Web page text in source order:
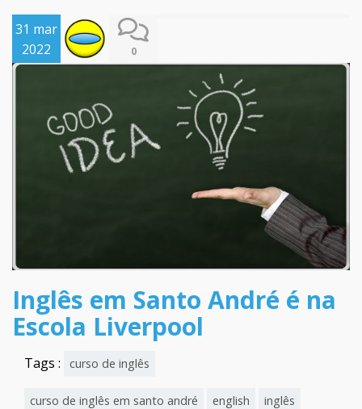
31 mar
2022
0
Inglês em Santo André é na
Escola Liverpool
Tags : curso de inglês
curso de inglês em santo andré english inglês